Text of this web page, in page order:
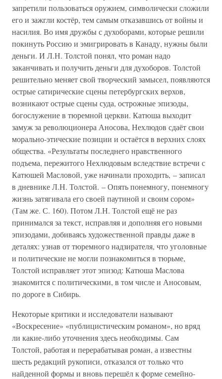
запретили пользоваться оружием, символически сложили
его и зажгли костёр, тем самым отказавшись от войны и
насилия. Во имя дружбы с духоборами, которые решили
покинуть Россию и эмигрировать в Канаду, нужны были
деньги. И Л.Н. Толстой понял, что роман надо
заканчивать и получить деньги для духоборов. Толстой
решительно меняет свой творческий замысел, появляются
острые сатирические сцены петербургских верхов,
возникают острые сцены суда, острожные эпизоды,
богослужение в тюремной церкви. Катюша выходит
замуж за революционера Аносова, Нехлюдов сдаёт свои
морально-этические позиции и остаётся в верхних слоях
общества. «Результаты последнего нравственного
подъема, пережитого Нехлюдовым вследствие встречи с
Катюшей Масловой, уже начинали проходить, – записал
в дневнике Л.Н. Толстой. – Опять понемногу, понемногу
жизнь затягивала его своей паутиной и своим сором»
(Там же. С. 160). Потом Л.Н. Толстой ещё не раз
принимался за текст, исправляя и дополняя его новыми
эпизодами, добиваясь художественной правды даже в
деталях: узнав от тюремного надзирателя, что уголовные
и политические не могли познакомиться в тюрьме,
Толстой исправляет этот эпизод: Катюша Маслова
знакомится с политическими, в том числе и Аносовым,
по дороге в Сибирь.
Некоторые критики и исследователи называют
«Воскресение» «публицистическим романом», но вряд
ли какие-либо уточнения здесь необходимы. Сам
Толстой, работая и перерабатывая роман, а известны
шесть редакций рукописи, отказался от только что
найденной формы и вновь перешёл к форме семейно-